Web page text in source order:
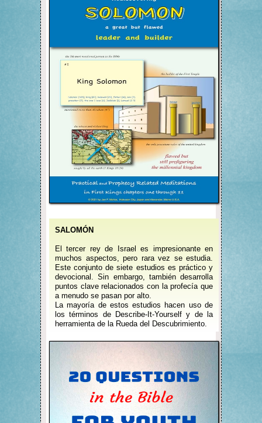
SALOMÓN
El tercer rey de Israel es impresionante en
muchos aspectos, pero rara vez se estudia.
Este conjunto de siete estudios es práctico y
devocional. Sin embargo, también desarrolla
puntos clave relacionados con la profecía que
a menudo se pasan por alto.
La mayoría de estos estudios hacen uso de
los términos de Describe-It-Yourself y de la
herramienta de la Rueda del Descubrimiento.